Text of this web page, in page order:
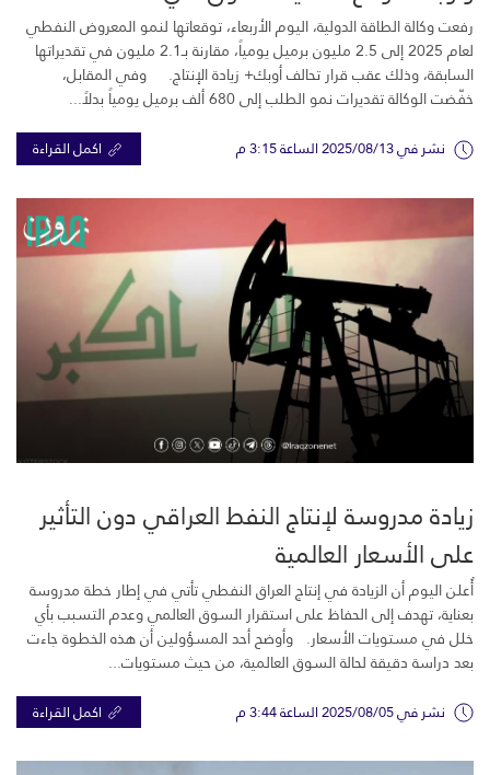
رفعت وكالة الطاقة الدولية، اليوم الأربعاء، توقعاتها لنمو المعروض النفطي
لعام 2025 إلى 2.5 مليون برميل يومياً، مقارنة بـ2.1 مليون في تقديراتها
السابقة، وذلك عقب قرار تحالف أوبك+ زيادة الإنتاج. وفي المقابل،
خفّضت الوكالة تقديرات نمو الطلب إلى 680 ألف برميل يومياً بدلاً...
نشر في 2025/08/13 الساعة 3:15 م اكمل القراءة
زيادة مدروسة لإنتاج النفط العراقي دون التأثير
على الأسعار العالمية
أُعلن اليوم أن الزيادة في إنتاج العراق النفطي تأتي في إطار خطة مدروسة
بعناية، تهدف إلى الحفاظ على استقرار السوق العالمي وعدم التسبب بأي
خلل في مستويات الأسعار. وأوضح أحد المسؤولين أن هذه الخطوة جاءت
بعد دراسة دقيقة لحالة السوق العالمية، من حيث مستويات...
نشر في 2025/08/05 الساعة 3:44 م اكمل القراءة